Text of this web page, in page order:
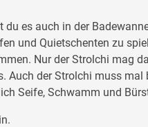
du es auch in der
und Quietschenten zu
Nur der Strolchi mag
Auch der Strolchi muss mal
Seife, Schwamm und